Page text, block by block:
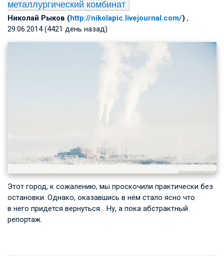
металлургический комбинат
Николай Рыков (http://nikolapic.livejournal.com/) ,
29.06.2014 (4421 день назад)
Этот город, к сожалению, мы проскочили практически без
остановки. Однако, оказавшись в нём стало ясно что
в него придется вернуться… Ну, а пока абстрактный
репортаж.